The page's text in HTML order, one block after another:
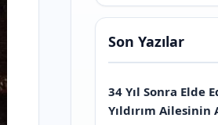
Son Yazılar
34 Yıl Sonra Elde
Yıldırım